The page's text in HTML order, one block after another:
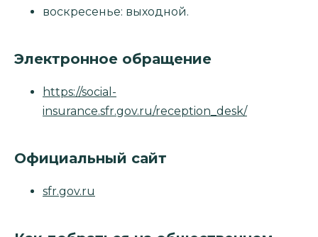
воскресенье: выходной.
Электронное обращение
https://social-
insurance.sfr.gov.ru/reception_desk/
Официальный сайт
sfr.gov.ru